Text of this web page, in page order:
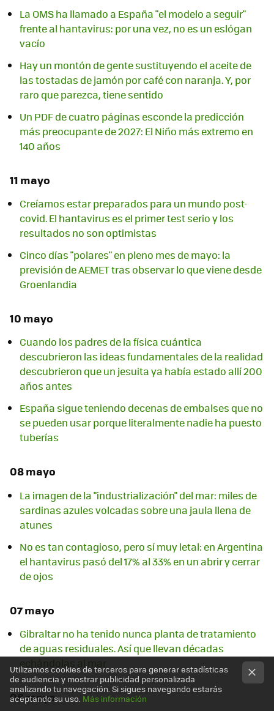
La OMS ha llamado a España "el modelo a seguir"
frente al hantavirus: por una vez, no es un eslógan
vacío
Hay un montón de gente sustituyendo el aceite de
las tostadas de jamón por café con naranja. Y, por
raro que parezca, tiene sentido
Un PDF de cuatro páginas esconde la predicción
más preocupante de 2027: El Niño más extremo en
140 años
11 mayo
Creíamos estar preparados para un mundo post-
covid. El hantavirus es el primer test serio y los
resultados no son optimistas
Cinco días "polares" en pleno mes de mayo: la
previsión de AEMET tras observar lo que viene desde
Groenlandia
10 mayo
Cuando los padres de la física cuántica
descubrieron las ideas fundamentales de la realidad
descubrieron que un jesuita ya había estado allí 200
años antes
España sigue teniendo decenas de embalses que no
se pueden usar porque literalmente nadie ha puesto
tuberías
08 mayo
La imagen de la "industrialización" del mar: miles de
sardinas azules volcadas sobre una jaula llena de
atunes
No es tan contagioso, pero sí muy letal: en Argentina
el hantavirus pasó del 17% al 33% en un abrir y cerrar
de ojos
07 mayo
Gibraltar no ha tenido nunca planta de tratamiento
de aguas residuales. Así que llevan décadas
echándolas al mar
06 mayo
Utilizamos cookies de terceros para generar estadísticas
de audiencia y mostrar publicidad personalizada
analizando tu navegación. Si sigues navegando estarás
aceptando su uso. Más información